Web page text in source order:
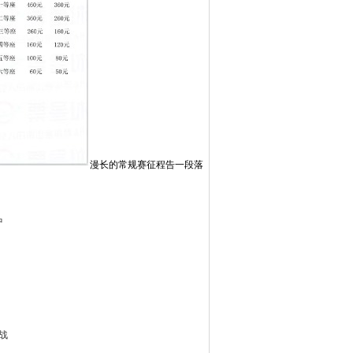
漫长的常规赛征程告一段落